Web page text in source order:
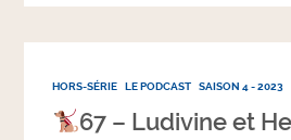
HORS-SÉRIE LE PODCAST SAISON 4 - 2023
67 – Ludivine et